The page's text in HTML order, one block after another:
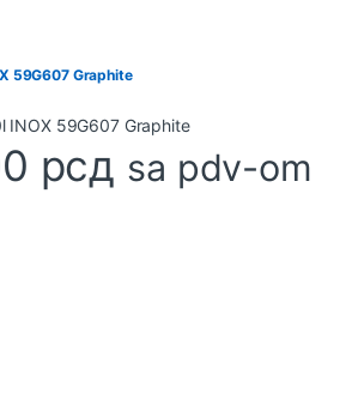
59G607 Graphite
рсд sa pdv-om